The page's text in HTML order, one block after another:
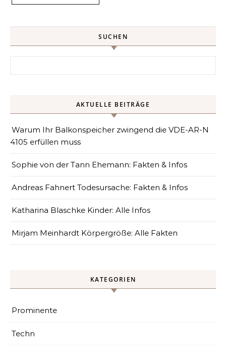
SUCHEN
AKTUELLE BEITRÄGE
Warum Ihr Balkonspeicher zwingend die VDE-AR-N
4105 erfüllen muss
Sophie von der Tann Ehemann: Fakten & Infos
Andreas Fahnert Todesursache: Fakten & Infos
Katharina Blaschke Kinder: Alle Infos
Mirjam Meinhardt Körpergröße: Alle Fakten
KATEGORIEN
Prominente
Techn